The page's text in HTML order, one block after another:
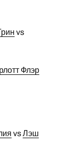
vs
Флэр
vsЛэш